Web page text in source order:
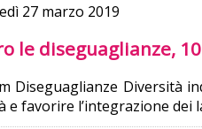
27 marzo 2019
le diseguaglianze,
Diseguaglianze Diversità
e favorire l’integrazione dei